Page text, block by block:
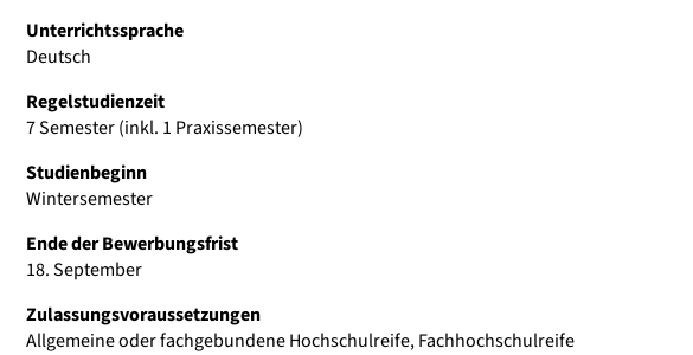
Unterrichtssprache
Deutsch
Regelstudienzeit
7 Semester (inkl. 1 Praxissemester)
Studienbeginn
Wintersemester
Ende der Bewerbungsfrist
18. September
Zulassungsvoraussetzungen
Allgemeine oder fachgebundene Hochschulreife, Fachhochschulreife